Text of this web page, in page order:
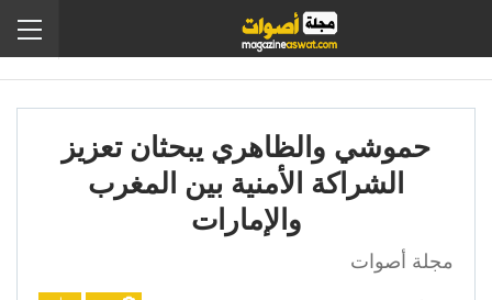
حموشي والظاهري يبحثان تعزيز
الشراكة الأمنية بين المغرب
والإمارات
مجلة أصوات